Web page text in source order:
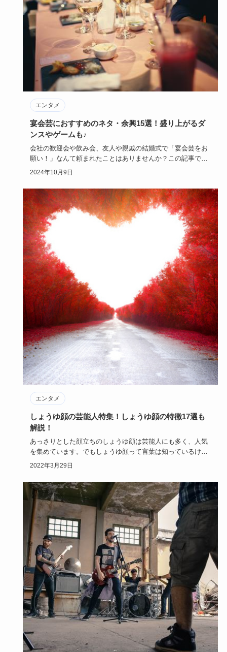
エンタメ
宴会芸におすすめのネタ・余興15選！盛り上がるダ
ンスやゲームも♪
会社の歓迎会や飲み会、友人や親戚の結婚式で「宴会芸をお
願い！」なんて頼まれたことはありませんか？この記事で
は、何をすればい…
2024年10月9日
エンタメ
しょうゆ顔の芸能人特集！しょうゆ顔の特徴17選も
解説！
あっさりとした顔立ちのしょうゆ顔は芸能人にも多く、人気
を集めています。でもしょうゆ顔って言葉は知っているけれ
ど、どんな特徴…
2022年3月29日